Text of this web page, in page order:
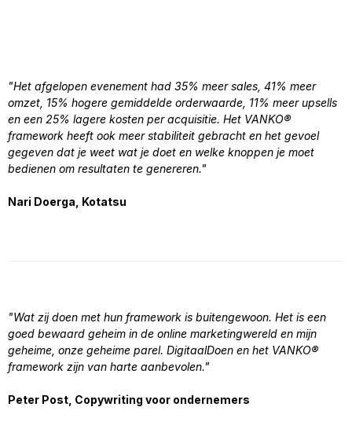
"Het afgelopen evenement had 35% meer sales, 41% meer
omzet, 15% hogere gemiddelde orderwaarde, 11% meer upsells
en een 25% lagere kosten per acquisitie. Het VANKO®
framework heeft ook meer stabiliteit gebracht en het gevoel
gegeven dat je weet wat je doet en welke knoppen je moet
bedienen om resultaten te genereren."
Nari Doerga, Kotatsu
"Wat zij doen met hun framework is buitengewoon. Het is een
goed bewaard geheim in de online marketingwereld en mijn
geheime, onze geheime parel. DigitaalDoen en het VANKO®
framework zijn van harte aanbevolen."
Peter Post, Copywriting voor ondernemers